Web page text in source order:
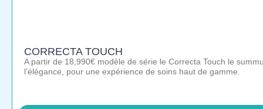
CORRECTA TOUCH
A partir de 18,990€ modèle de série le Correcta Touch le
l’élégance, pour une expérience de soins haut de gamme.